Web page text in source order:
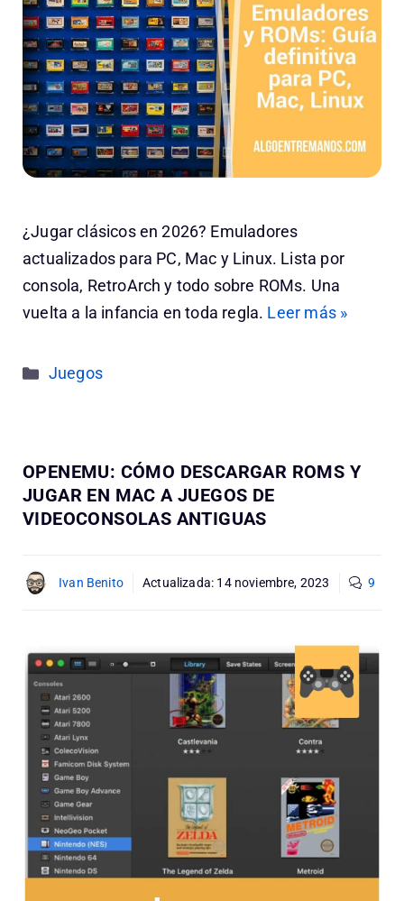
¿Jugar clásicos en 2026? Emuladores
actualizados para PC, Mac y Linux. Lista por
consola, RetroArch y todo sobre ROMs. Una
vuelta a la infancia en toda regla. Leer más »
Categorías
Juegos
OPENEMU: CÓMO DESCARGAR ROMS Y
JUGAR EN MAC A JUEGOS DE
VIDEOCONSOLAS ANTIGUAS
Ivan Benito Actualizada: 14 noviembre, 2023 9